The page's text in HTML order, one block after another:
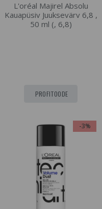
L'oréal Majirel Absolu
Kauapüsiv Juuksevärv 6,8 ,
50 ml (, 6,8)
PROFITOODE
-3%